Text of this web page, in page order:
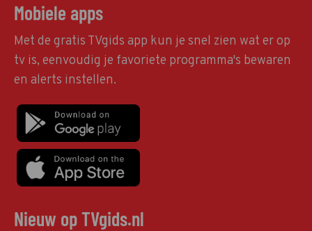
Mobiele apps
Met de gratis TVgids app kun je snel zien wat er op
tv is, eenvoudig je favoriete programma's bewaren
en alerts instellen.
Nieuw op TVgids.nl